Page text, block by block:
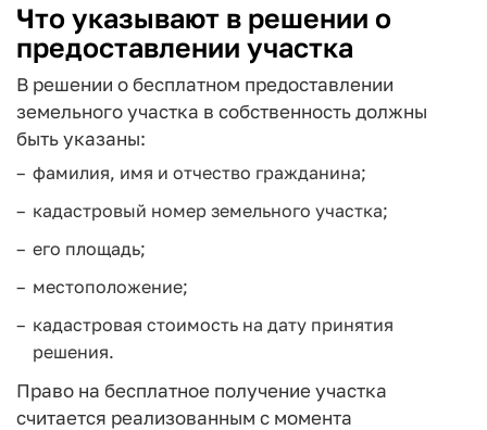
Что указывают в решении о
предоставлении участка
В решении о бесплатном предоставлении
земельного участка в собственность должны
быть указаны:
фамилия, имя и отчество гражданина;
кадастровый номер земельного участка;
его площадь;
местоположение;
кадастровая стоимость на дату принятия
решения.
Право на бесплатное получение участка
считается реализованным с момента